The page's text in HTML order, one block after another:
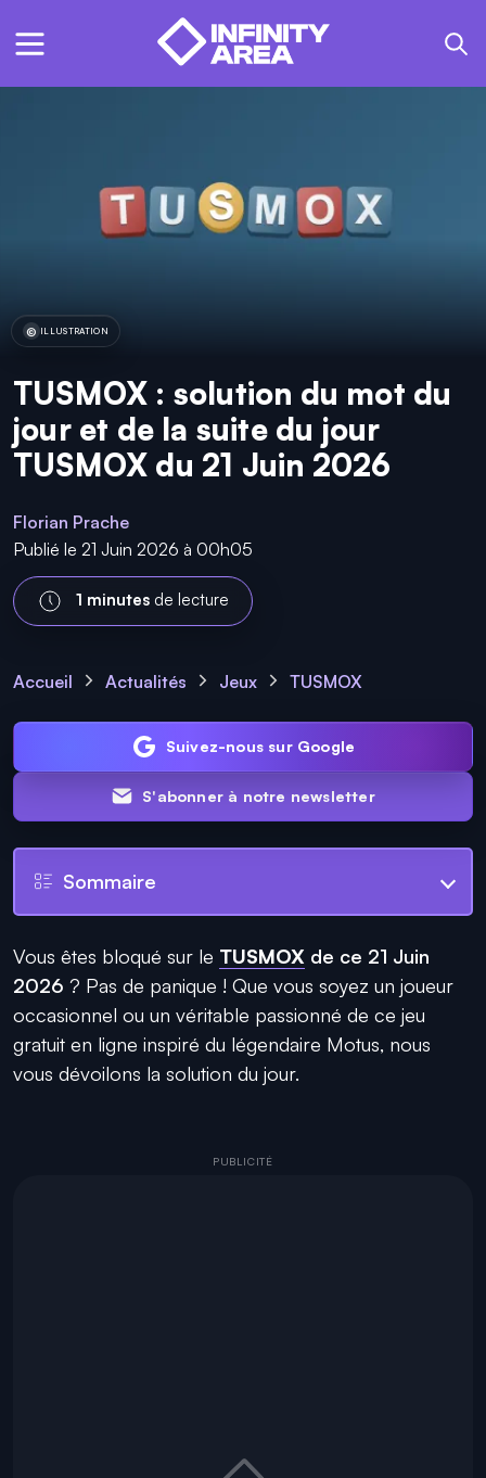
ILLUSTRATION
TUSMOX : solution du mot du
jour et de la suite du jour
TUSMOX du 21 Juin 2026
Florian Prache
Publié le 21 Juin 2026 à 00h05
1 minutes de lecture
Accueil Actualités Jeux TUSMOX
Suivez-nous sur Google
S'abonner à notre newsletter
Sommaire
Vous êtes bloqué sur le TUSMOX de ce 21 Juin
2026 ? Pas de panique ! Que vous soyez un joueur
occasionnel ou un véritable passionné de ce jeu
gratuit en ligne inspiré du légendaire Motus, nous
vous dévoilons la solution du jour.